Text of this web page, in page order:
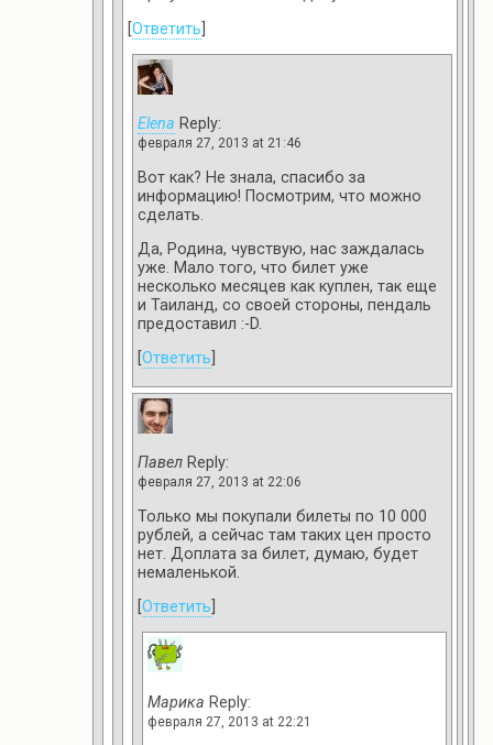
Ответить
Elena Reply:
февраля 27, 2013 at 21:46
Вот как? Не знала, спасибо за
информацию! Посмотрим, что можно
сделать.
Да, Родина, чувствую, нас заждалась
уже. Мало того, что билет уже
несколько месяцев как куплен, так еще
и Таиланд, со своей стороны, пендаль
предоставил :-D.
Ответить
Павел Reply:
февраля 27, 2013 at 22:06
Только мы покупали билеты по 10 000
рублей, а сейчас там таких цен просто
нет. Доплата за билет, думаю, будет
немаленькой.
Ответить
Марика Reply:
февраля 27, 2013 at 22:21